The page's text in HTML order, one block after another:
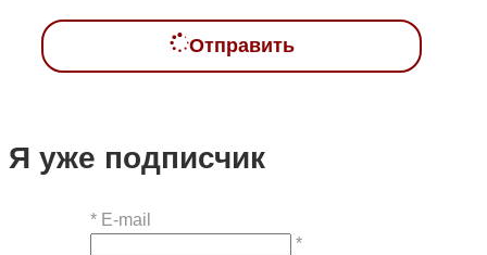
Отправить
Я уже подписчик
* E-mail
*